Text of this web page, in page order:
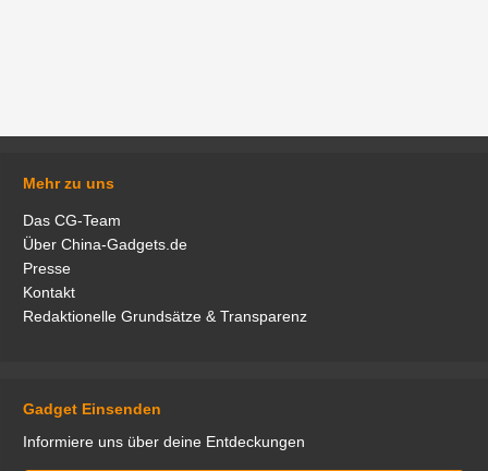
Mehr zu uns
Das CG-Team
Über China-Gadgets.de
Presse
Kontakt
Redaktionelle Grundsätze & Transparenz
Gadget Einsenden
Informiere uns über deine Entdeckungen